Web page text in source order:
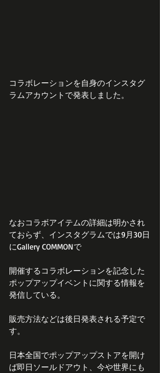
コラボレーションを自身のインスタグ
ラムアカウントで発表しました。
なおコラボアイテムの詳細は明かされ
ておらず、インスタグラムでは9月30日
にGallery COMMONで
開催するコラボレーションを記念した
ポップアップイベントに関する情報を
発信している。
販売方法などは後日発表される予定で
す。
日本全国でポップアップストアを開け
ば即日ソールドアウト、今や世界にも